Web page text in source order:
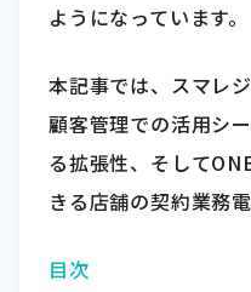
ようになっています。
本記事では、スマレ
顧客管理での活用シ
る拡張性、そして
きる店舗の契約業務
目次